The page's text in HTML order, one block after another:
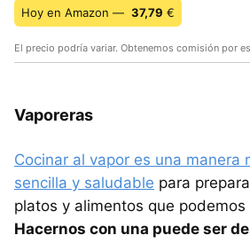
Hoy en Amazon — 37,79 €
El precio podría variar. Obtenemos comisión por
Vaporeras
Cocinar al vapor es una manera
sencilla y saludable para
platos y alimentos que podemos
Hacernos con una puede ser